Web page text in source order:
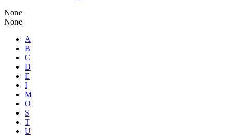
None
None
A
B
C
D
E
I
M
O
S
T
U